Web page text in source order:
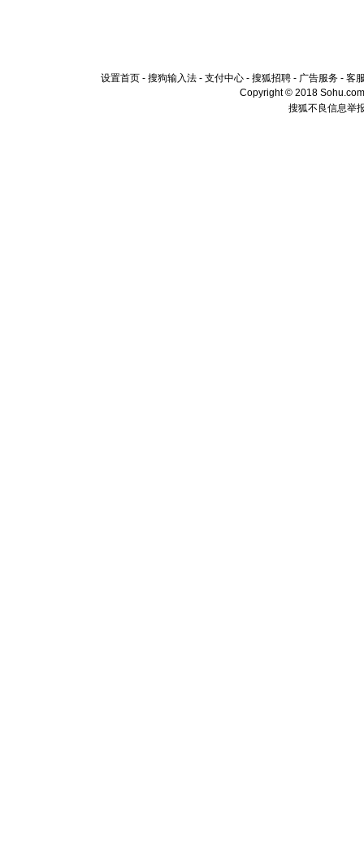
设置首页 - 搜狗输入法 - 支付中心 - 搜狐招聘 - 广告服务 - 客
Copyright © 2018
搜狐不良信息举